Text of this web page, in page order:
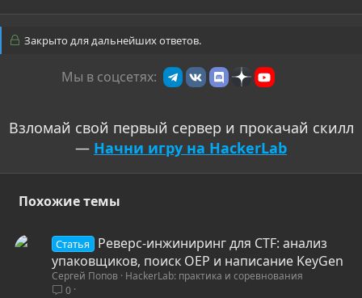
Закрыто для дальнейших ответов.
Мы в соцсетях:
Взломай свой первый сервер и прокачай скилл
— Начни игру на HackerLab
Похожие темы
Статья
Реверс-инжиниринг для CTF: анализ
упаковщиков, поиск OEP и написание KeyGen
Сергей Попов HackerLab: практика и соревнования
0